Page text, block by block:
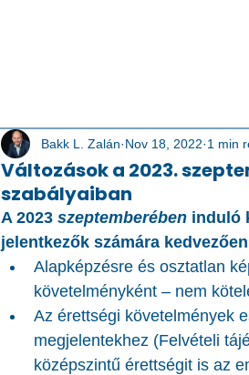
Változások a 2023.
szabályaiban
Bakk L. Zalán Nov 18, 2022 1 min
A 2023 szeptemberében induló
jelentkezők számára
Alapképzésre és osztatlan
követelményként – nem
Az érettségi követelmények
megjelentekhez (Felvételi
középszintű érettségit is az